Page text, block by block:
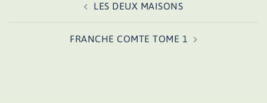
LES DEUX MAISONS
FRANCHE COMTE TOME 1